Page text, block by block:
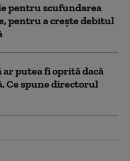
pentru scufundarea
pentru a crește debitul
ar putea fi oprită dacă
Ce spune directorul